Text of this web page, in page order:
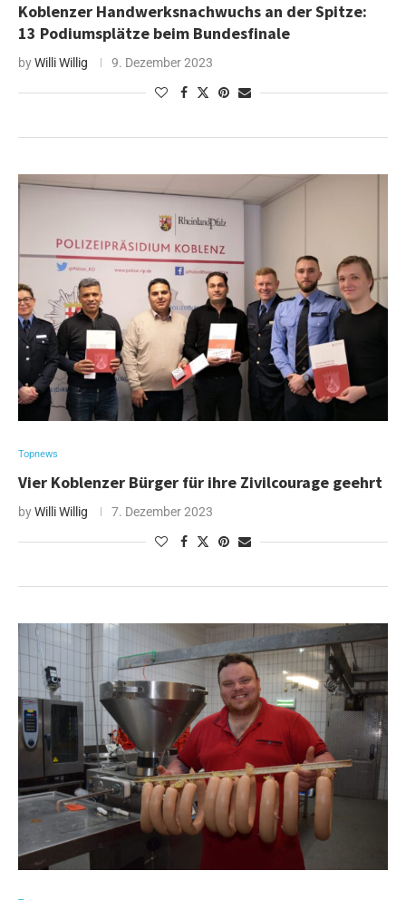
Koblenzer Handwerksnachwuchs an der Spitze:
13 Podiumsplätze beim Bundesfinale
byWilli Willig 9. Dezember 2023
Topnews
Vier Koblenzer Bürger für ihre Zivilcourage geehrt
byWilli Willig 7. Dezember 2023